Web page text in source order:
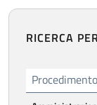
RICERCA
Procedimento